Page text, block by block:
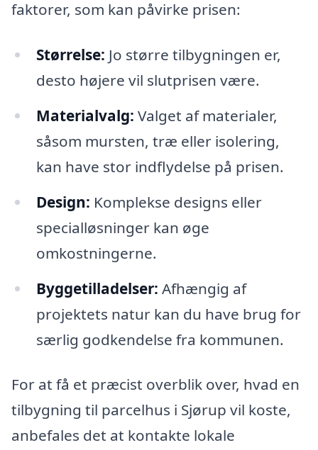
faktorer, som kan påvirke prisen:
Størrelse: Jo større tilbygningen er,
desto højere vil slutprisen være.
Materialvalg: Valget af materialer,
såsom mursten, træ eller isolering,
kan have stor indflydelse på prisen.
Design: Komplekse designs eller
specialløsninger kan øge
omkostningerne.
Byggetilladelser: Afhængig af
projektets natur kan du have brug for
særlig godkendelse fra kommunen.
For at få et præcist overblik over, hvad en
tilbygning til parcelhus i Sjørup vil koste,
anbefales det at kontakte lokale